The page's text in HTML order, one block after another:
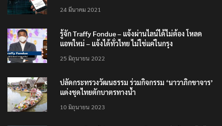
24 มีนาคม 2021
รู้จัก Traffy Fondue – แจ้งผ่านไลน์ได้ไม่ต้อง โหลด
แอพใหม่ – แจ้งได้ทั่วไทย ไม่ใช่แค่ในกรุง
25 มิถุนายน 2022
ปลัดกระทรวงวัฒนธรรม ร่วมกิจกรรม ‘นาวาภิกขาจาร’
แต่งชุดไทยตักบาตรทางน้ำ
10 มิถุนายน 2023